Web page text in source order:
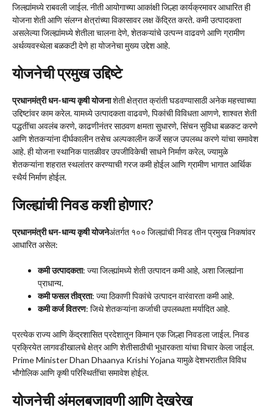
जिल्ह्यांमध्ये राबवली जाईल. नीती आयोगाच्या आकांक्षी जिल्हा कार्यक्रमावर आधारित ही
योजना शेती आणि संलग्न क्षेत्रांच्या विकासावर लक्ष केंद्रित करते. कमी उत्पादकता
असलेल्या जिल्ह्यांमध्ये शेतीला चालना देणे, शेतकऱ्यांचे उत्पन्न वाढवणे आणि ग्रामीण
अर्थव्यवस्थेला बळकटी देणे हा योजनेचा मुख्य उद्देश आहे.
योजनेची प्रमुख उद्दिष्टे
प्रधानमंत्री धन-धान्य कृषी योजनाशेती क्षेत्रात क्रांती घडवण्यासाठी अनेक महत्त्वाच्या
उद्दिष्टांवर काम करेल. यामध्ये उत्पादकता वाढवणे, पिकांची विविधता आणणे, शाश्वत शेती
पद्धतींचा अवलंब करणे, काढणीनंतर साठवण क्षमता सुधारणे, सिंचन सुविधा बळकट करणे
आणि शेतकऱ्यांना दीर्घकालीन तसेच अल्पकालीन कर्जे सहज उपलब्ध करणे यांचा समावेश
आहे. ही योजना स्थानिक पातळीवर उपजीविकेची साधने निर्माण करेल, ज्यामुळे
शेतकऱ्यांना शहरात स्थलांतर करण्याची गरज कमी होईल आणि ग्रामीण भागात आर्थिक
स्थैर्य निर्माण होईल.
जिल्ह्यांची निवड कशी होणार?
प्रधानमंत्री धन-धान्य कृषी योजनेअंतर्गत १०० जिल्ह्यांची निवड तीन प्रमुख निकषांवर
आधारित असेल:
कमी उत्पादकता: ज्या जिल्ह्यांमध्ये शेती उत्पादन कमी आहे, अशा जिल्ह्यांना
प्राधान्य.
कमी फसल तीव्रता: ज्या ठिकाणी पिकांचे उत्पादन वारंवारता कमी आहे.
कमी कर्ज वितरण: जिथे शेतकऱ्यांना कर्जाची उपलब्धता मर्यादित आहे.
प्रत्येक राज्य आणि केंद्रशासित प्रदेशातून किमान एक जिल्हा निवडला जाईल. निवड
प्रक्रियेत लागवडीखालचे क्षेत्र आणि शेतीसाठीची भूधारकता यांचा विचार केला जाईल.
Prime Minister Dhan Dhaanya Krishi Yojana यामुळे देशभरातील विविध
भौगोलिक आणि कृषी परिस्थितींचा समावेश होईल.
योजनेची अंमलबजावणी आणि देखरेख